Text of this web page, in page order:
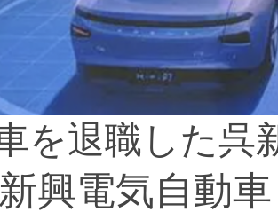
を退職した呉
興電気自動